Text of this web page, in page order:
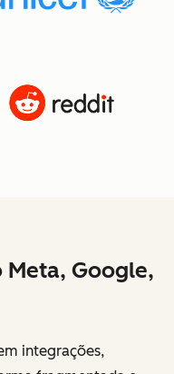
Meta, Google,
integrações,